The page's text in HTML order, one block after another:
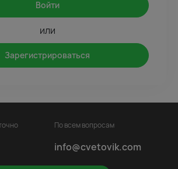
Войти
или
Зарегистрироваться
По всем вопросам
info@cvetovik.com